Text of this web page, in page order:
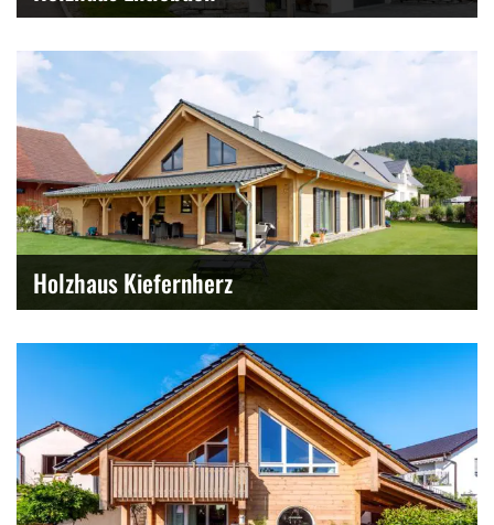
Holzhaus Kiefernherz